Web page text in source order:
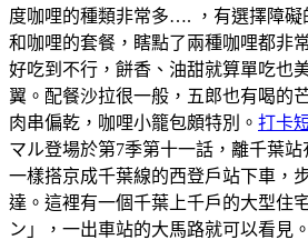
度咖哩的種類非常多…. ，有選擇障礙
和咖哩的套餐，瞎點了兩種咖哩都非
好吃到不行，餅香、油甜就算單吃也
翼。配餐沙拉很一般，五郎也有喝的
肉串偏乾，咖哩小籠包頗特別。 打卡
マル登場於第7季第十一話，離千葉
一樣搭京成千葉線的西登戶站下車，
達。這裡有一個千葉上千戶的大型住
ン」，一出車站的大馬路就可以看見